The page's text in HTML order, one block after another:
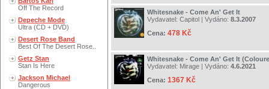
Off The Record
Depeche Mode
Ultra (CD + DVD)
Desert Rose Band
Best Of The Desert Rose..
Getz Stan
Stan Is Here
Jackson Michael
Dangerous
Whitesnake - Come An' Get It
Vydavatel: Capitol | Vydáno: 8.3.2007
Cena: 478 Kč
Whitesnake - Come An' Get It
Vydavatel: Mirage | Vydáno: 4.6.2021
Cena: 1367 Kč